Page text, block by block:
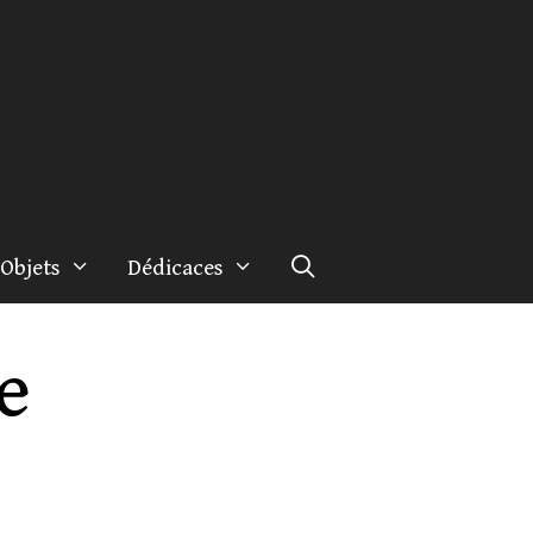
Objets Dédicaces